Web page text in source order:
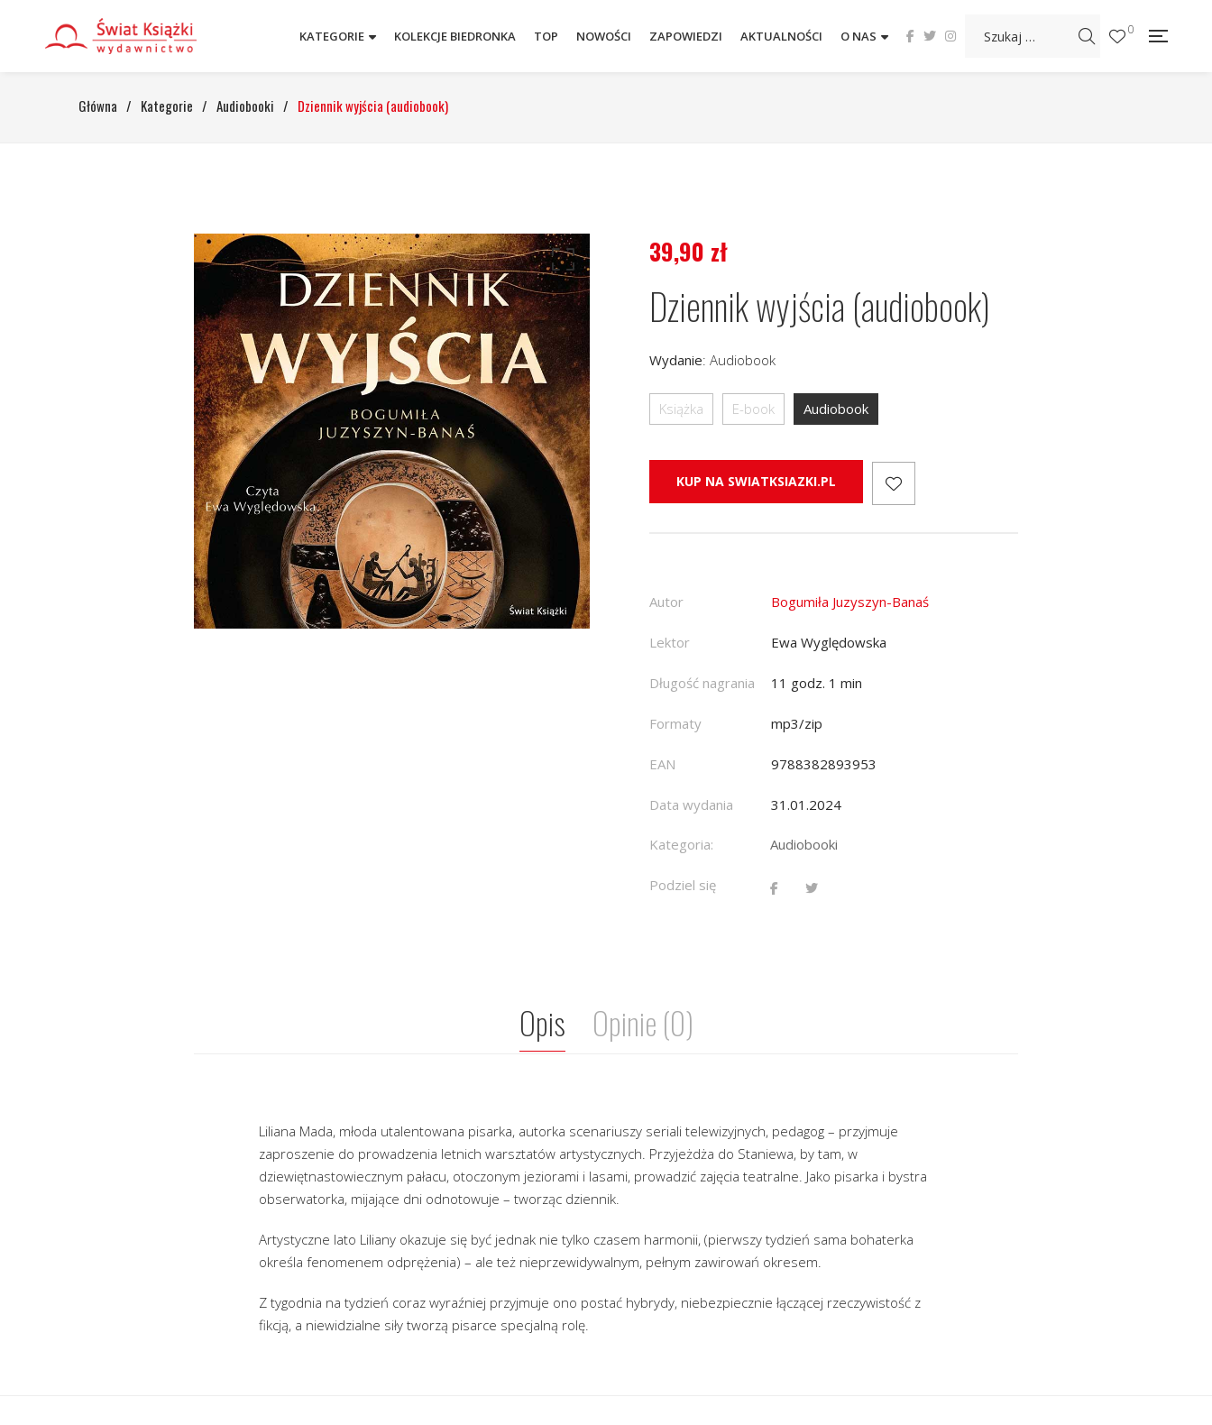
KATEGORIE KOLEKCJE BIEDRONKA TOP NOWOŚCI ZAPOWIEDZI AKTUALNOŚCI O NAS 0
Główna / Kategorie / Audiobooki / Dziennik wyjścia (audiobook)
39,90 zł
Dziennik wyjścia (audiobook)
Wydanie: Audiobook
Książka E-book Audiobook
KUP NA SWIATKSIAZKI.PL
Autor Bogumiła Juzyszyn-Banaś
Lektor Ewa Wyględowska
Długość nagrania 11 godz. 1 min
Formaty mp3/zip
EAN 9788382893953
Data wydania 31.01.2024
Kategoria: Audiobooki
Podziel się
Opis Opinie (0)
Liliana Mada, młoda utalentowana pisarka, autorka scenariuszy seriali telewizyjnych, pedagog – przyjmuje
zaproszenie do prowadzenia letnich warsztatów artystycznych. Przyjeżdża do Staniewa, by tam, w
dziewiętnastowiecznym pałacu, otoczonym jeziorami i lasami, prowadzić zajęcia teatralne. Jako pisarka i bystra
obserwatorka, mijające dni odnotowuje – tworząc dziennik.
Artystyczne lato Liliany okazuje się być jednak nie tylko czasem harmonii, (pierwszy tydzień sama bohaterka
określa fenomenem odprężenia) – ale też nieprzewidywalnym, pełnym zawirowań okresem.
Z tygodnia na tydzień coraz wyraźniej przyjmuje ono postać hybrydy, niebezpiecznie łączącej rzeczywistość z
fikcją, a niewidzialne siły tworzą pisarce specjalną rolę.